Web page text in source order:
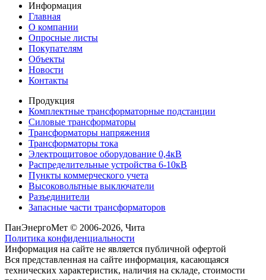
Информация
Главная
О компании
Опросные листы
Покупателям
Объекты
Новости
Контакты
Продукция
Комплектные трансформаторные подстанции
Силовые трансформаторы
Трансформаторы напряжения
Трансформаторы тока
Электрощитовое оборудование 0,4кВ
Распределительные устройства 6-10кВ
Пункты коммерческого учета
Высоковольтные выключатели
Разъединители
Запасные части трансформаторов
ПанЭнергоМет © 2006-2026, Чита
Политика конфиденциальности
Информация на сайте не является публичной офертой
Вся представленная на сайте информация, касающаяся
технических характеристик, наличия на складе, стоимости